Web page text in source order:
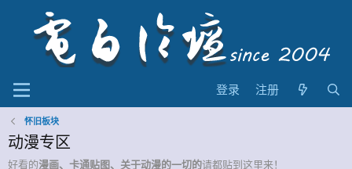
登录 注册
怀旧板块
动漫专区
好看的漫画、卡通贴图、关于动漫的一切的请都贴到这里来！